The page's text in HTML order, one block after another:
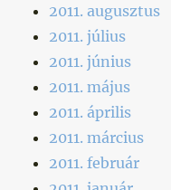
2011. augusztus
2011. július
2011. június
2011. május
2011. április
2011. március
2011. február